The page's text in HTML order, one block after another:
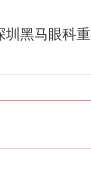
圳黑马眼科